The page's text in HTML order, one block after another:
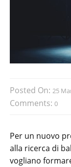
Posted On: 25
Comments: 0
Per un nuovo
alla ricerca di
vogliano